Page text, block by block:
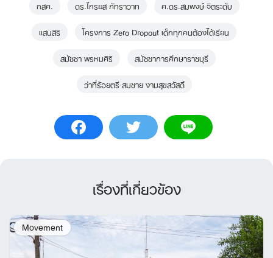
Search
for:
กสศ. ดร.ไกรยส ภัทราวาท
ศ.ดร.สมพงษ์ จิตระดับ
แสนสิริ
โครงการ Zero Dropout เด็กทุกคนต้องได้เรียน
สมัชชา พรหมศิริ
สมัชชาการศึกษาราชบุรี
ว่าที่ร้อยตรี สมชาย งามสุขสวัสดิ์
เรื่องที่เกี่ยวข้อง
Movement